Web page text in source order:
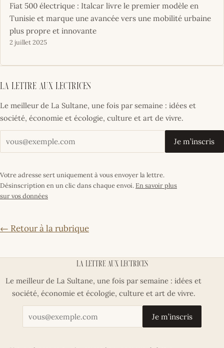
Fiat 500 électrique : Italcar livre le premier modèle en
Tunisie et marque une avancée vers une mobilité urbaine
plus propre et innovante
2 juillet 2025
La lettre aux lectrices
Le meilleur de La Sultane, une fois par semaine : idées et
société, économie et écologie, culture et art de vivre.
Votre adresse email Je m’inscris
Votre adresse sert uniquement à vous envoyer la lettre.
Désinscription en un clic dans chaque envoi.En savoir plus
sur vos données
← Retour à la rubrique
La lettre aux lectrices
Le meilleur de La Sultane, une fois par semaine : idées et
société, économie et écologie, culture et art de vivre.
Votre adresse email
Je m’inscris